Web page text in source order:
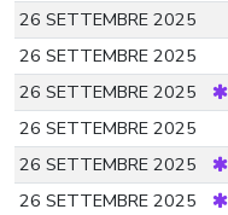
26 SETTEMBRE 2025
26 SETTEMBRE 2025
26 SETTEMBRE 2025
26 SETTEMBRE 2025
26 SETTEMBRE 2025
26 SETTEMBRE 2025